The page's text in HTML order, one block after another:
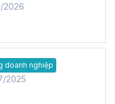
2026
doanh nghiệp
2025